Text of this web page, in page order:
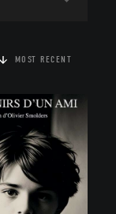
MOST RECENT